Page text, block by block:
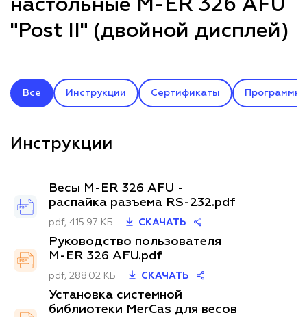
настольные M-ER 326 AFU
"Post II" (двойной дисплей)
Все Инструкции Сертификаты
Инструкции
Весы M-ER 326 AFU -
распайка разъема RS-232.pdf
pdf, 415.97 КБ СКАЧАТЬ
Руководство пользователя
M-ER 326 AFU.pdf
pdf, 288.02 КБ СКАЧАТЬ
Установка системной
библиотеки MerCas для весов